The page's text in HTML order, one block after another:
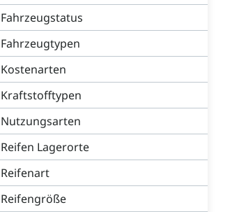
Fahrzeugstatus
Fahrzeugtypen
Kostenarten
Kraftstofftypen
Nutzungsarten
Reifen Lagerorte
Reifenart
Reifengröße